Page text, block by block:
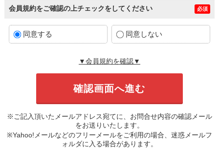
会員規約をご確認の上チェックをしてください 必須
同意する 同意しない
▼会員規約を確認▼
※ご記入頂いたメールアドレス宛てに、お問合せ内容の確認メール
をお送りいたします。
※Yahoo!メールなどのフリーメールをご利用の場合、迷惑メールフ
ォルダに入る場合があります。